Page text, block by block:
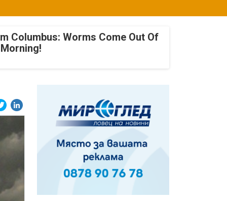
Columbus: Worms Come Out Of